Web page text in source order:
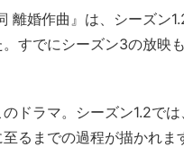
離婚作曲』は、シーズン
すでにシーズン3の放映
ドラマ。シーズン1.2で
るまでの過程が描かれま